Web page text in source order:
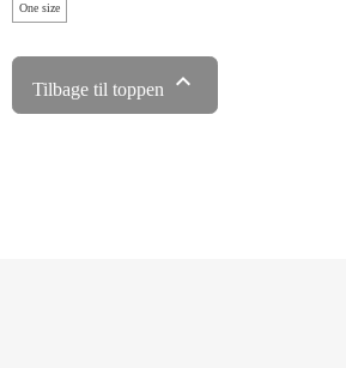
One size
Tilbage til toppen 